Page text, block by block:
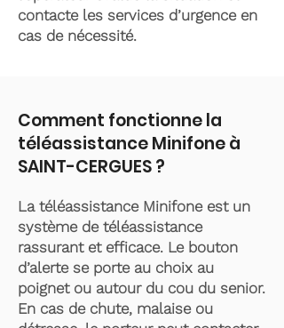
contacte les services d’urgence en
cas de nécessité.
Comment fonctionne la
téléassistance Minifone à
SAINT-CERGUES ?
La téléassistance Minifone est un
système de téléassistance
rassurant et efficace. Le bouton
d’alerte se porte au choix au
poignet ou autour du cou du senior.
En cas de chute, malaise ou